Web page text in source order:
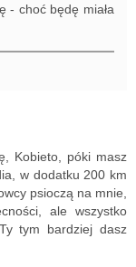
- choć będę miała
Kobieto, póki masz
w dodatku 200 km
psioczą na mnie,
ale wszystko
tym bardziej dasz